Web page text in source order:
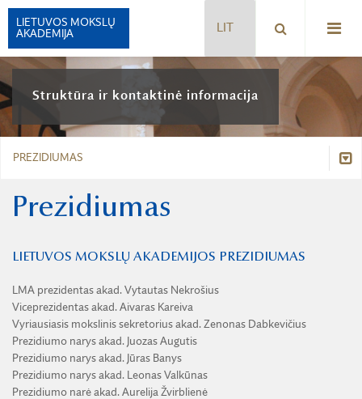
ISTORIJA
APDOVANOJIMAI
LMA KOMISIJOS IR KOMITETAI
PARTNERIAI, RĖMĖJAI IR MECENATAI
AKADEMIJA ŠIANDIEN
BUKLETAS APIE LMA
VIRTUALI LMA
STRUKTŪRA
KONTAKTAI
MATEMATIKOS, FIZIKOS IR CHEMIJOS MOKSLŲ SKYRIUS
ŽEMĖS ŪKIO IR MIŠKŲ MOKSLŲ SKYRIUS
TECHNIKOS MOKSLŲ SKYRIUS
LIETUVOS MOKSLŲ
AKADEMIJA
Struktūra ir kontaktinė informacija
PREZIDIUMAS
Struktūra
Kontaktai
Akademijos nariai
Humanitarinių, socialinių mokslų ir menų skyrius
Prezidiumas
LIETUVOS MOKSLŲ AKADEMIJOS PREZIDIUMAS
LMA prezidentas akad. Vytautas Nekrošius
Viceprezidentas akad. Aivaras Kareiva
Vyriausiasis mokslinis sekretorius akad. Zenonas Dabkevičius
Prezidiumo narys akad. Juozas Augutis
Prezidiumo narys akad. Jūras Banys
Prezidiumo narys akad. Leonas Valkūnas
Prezidiumo narė akad. Aurelija Žvirblienė